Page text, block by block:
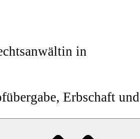
in
Erbschaft